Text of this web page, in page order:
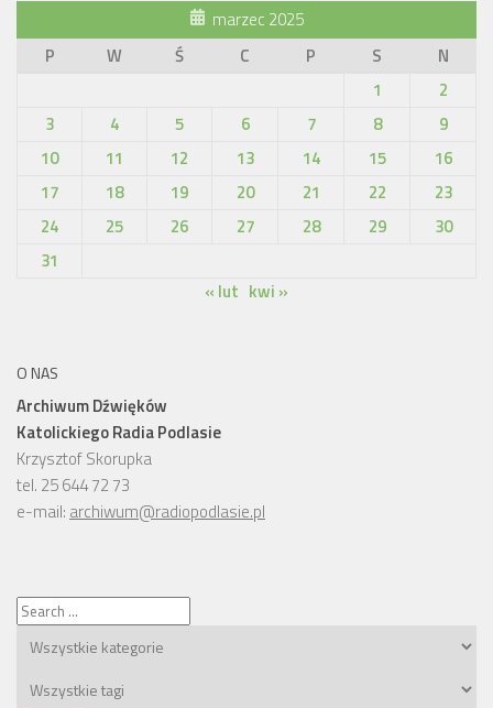
marzec 2025
P
W Ś C P S
N
1
2
3
4 5 6 7 8
9
10
11 12 13 14 15
16
17
18 19 20 21 22
23
24
25 26 27 28 29
30
31
« lut kwi »
O NAS
Archiwum Dźwięków
Katolickiego Radia Podlasie
Krzysztof Skorupka
tel. 25 644 72 73
e-mail: archiwum@radiopodlasie.pl